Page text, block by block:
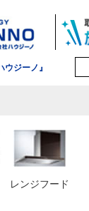
ジーノ』
レンジフード